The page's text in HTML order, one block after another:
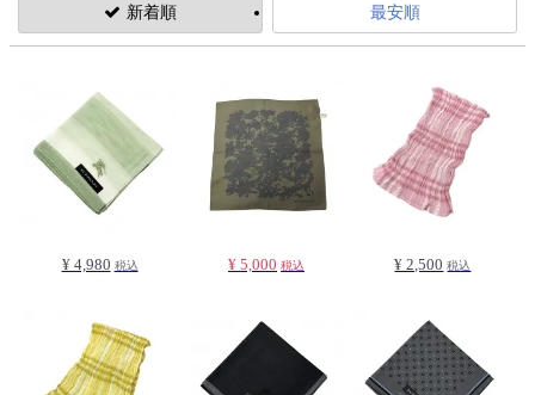
新着順 最安順
¥ 4,980 税込 ¥ 5,000 税込 ¥ 2,500 税込